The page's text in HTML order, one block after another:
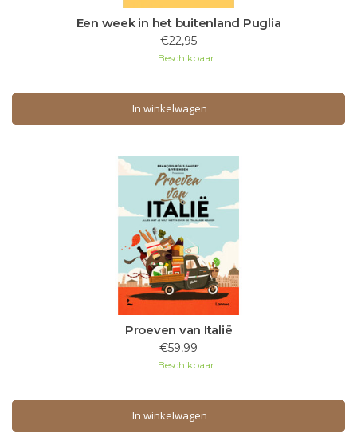
Een week in het buitenland Puglia
€22,95
Beschikbaar
In winkelwagen
In winkelwagen
Proeven van Italië
€59,99
Beschikbaar
In winkelwagen
In winkelwagen